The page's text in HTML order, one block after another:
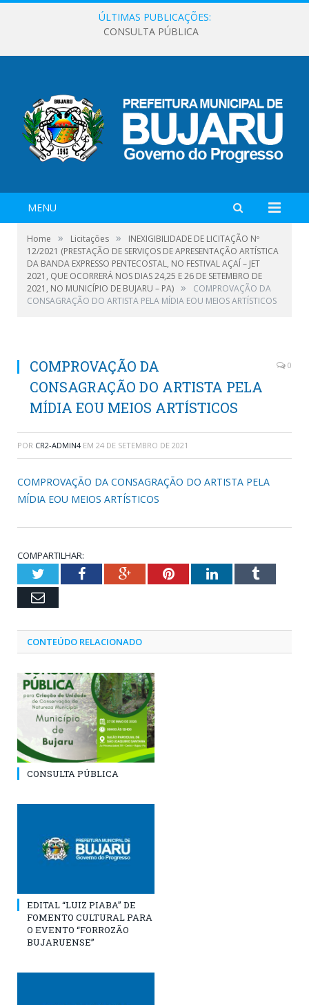
ÚLTIMAS PUBLICAÇÕES:
CONSULTA PÚBLICA
MENU
Home » Licitações »
INEXIGIBILIDADE DE LICITAÇÃO Nº
12/2021 (PRESTAÇÃO DE SERVIÇOS DE APRESENTAÇÃO ARTÍSTICA
DA BANDA EXPRESSO PENTECOSTAL, NO FESTIVAL AÇAÍ – JET
2021, QUE OCORRERÁ NOS DIAS 24,25 E 26 DE SETEMBRO DE
2021, NO MUNICÍPIO DE BUJARU – PA) »
COMPROVAÇÃO DA
CONSAGRAÇÃO DO ARTISTA PELA MÍDIA EOU MEIOS ARTÍSTICOS
COMPROVAÇÃO DA
CONSAGRAÇÃO DO ARTISTA PELA
MÍDIA EOU MEIOS ARTÍSTICOS
0
POR CR2-ADMIN4 EM 24 DE SETEMBRO DE 2021
COMPROVAÇÃO DA CONSAGRAÇÃO DO ARTISTA PELA
MÍDIA EOU MEIOS ARTÍSTICOS
COMPARTILHAR:
TwitterFacebookGoogle+PinterestLinkedInTumblr
Email
CONTEÚDO RELACIONADO
CONSULTA PÚBLICA
EDITAL “LUIZ PIABA” DE
FOMENTO CULTURAL PARA
O EVENTO “FORROZÃO
BUJARUENSE”